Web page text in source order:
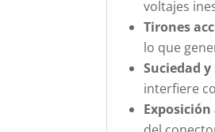
voltajes
Tirones
lo que
Suciedad
interfiere